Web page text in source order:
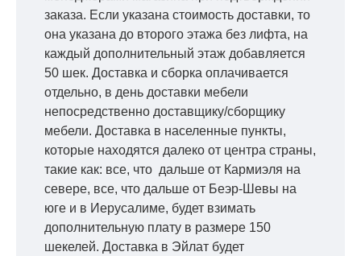
заказа. Если указана стоимость доставки, то
она указана до второго этажа без лифта, на
каждый дополнительный этаж добавляется
50 шек. Доставка и сборка оплачивается
отдельно, в день доставки мебели
непосредственно доставщику/сборщику
мебели. Доставка в населенные пункты,
которые находятся далеко от центра страны,
такие как: все, что дальше от Кармиэля на
севере, все, что дальше от Беэр-Шевы на
юге и в Иерусалиме, будет взимать
дополнительную плату в размере 150
шекелей. Доставка в Эйлат будет